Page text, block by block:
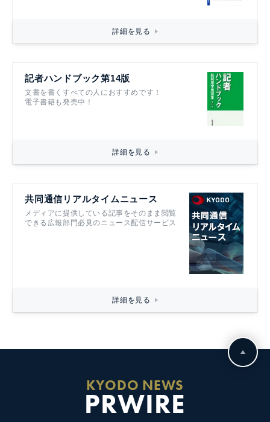
詳細を見る
記者ハンドブック第14版
文書を書くすべての人におすすめです！
電子書籍も発売中！
詳細を見る
共同通信リアルタイムニュース
メディアに提供している記事をそのまま閲覧
できる広報部門必見のニュース配信サービス
詳細を見る
KYODO NEWS
PRWIRE